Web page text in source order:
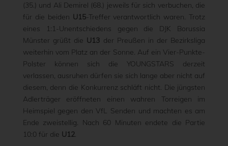
(35.) und Ali Demirel (68.) jeweils für sich verbuchen, die
für die beiden U15-Treffer verantwortlich waren. Trotz
eines 1:1-Unentschiedens gegen die DJK Borussia
Münster grüßt die U13 der Preußen in der Bezirksliga
weiterhin vom Platz an der Sonne. Auf ein Vier-Punkte-
Polster können sich die YOUNGSTARS derzeit
verlassen, ausruhen dürfen sie sich lange aber nicht auf
diesem, denn die Konkurrenz schläft nicht. Die jüngsten
Adlerträger eröffneten einen wahren Torreigen im
Heimspiel gegen den VfL Senden und machten es am
Ende zweistellig. Nach 60 Minuten endete die Partie
10:0 für die U12.